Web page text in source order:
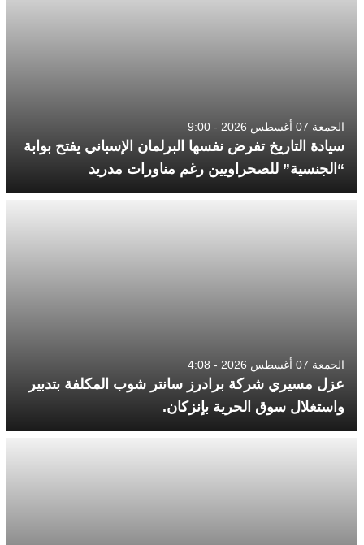
الجمعة 07 أغسطس 2026 - 9:00
سيادة التاريخ تفرض نفسها البرلمان الإسباني يفتح بوابة
“الجنسية” للصحراويين رغم مناورات مدريد
الجمعة 07 أغسطس 2026 - 4:08
عزل مسيري شركة برادرز سانتر شوب المكلفة بتدبير
واستغلال سوق الحرية بإنزكان.